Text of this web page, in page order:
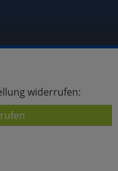
widerrufen: